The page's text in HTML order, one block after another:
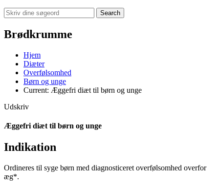
Search
Brødkrumme
Hjem
Diæter
Overfølsomhed
Børn og unge
Current: Æggefri diæt til børn og unge
Udskriv
Æggefri diæt til børn og unge
Indikation
Ordineres til syge børn med diagnosticeret overfølsomhed overfor
æg*.